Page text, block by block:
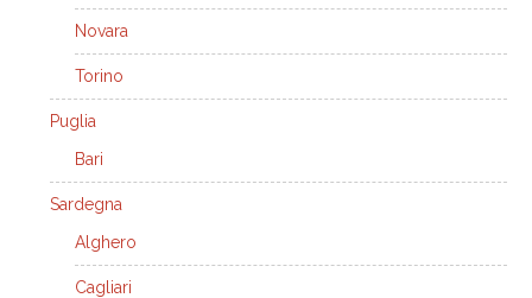
Novara
Torino
Puglia
Bari
Sardegna
Alghero
Cagliari